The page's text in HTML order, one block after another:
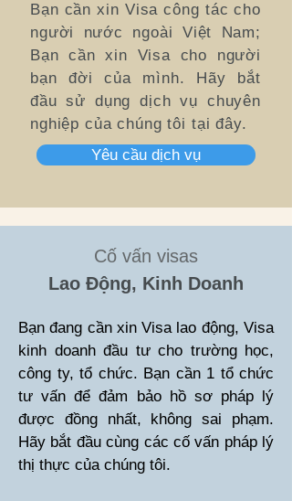
Bạn cần xin Visa công tác cho
người nước ngoài Việt Nam;
Bạn cần xin Visa cho người
bạn đời của mình. Hãy bắt
đầu sử dụng dịch vụ chuyên
nghiệp của chúng tôi tại đây.
Yêu cầu dịch vụ
Cố vấn visas
Lao Động, Kinh Doanh
Bạn đang cần xin Visa lao động, Visa
kinh doanh đầu tư cho trường học,
công ty, tổ chức. Bạn cần 1 tổ chức
tư vấn để đảm bảo hồ sơ pháp lý
được đồng nhất, không sai phạm.
Hãy bắt đầu cùng các cố vấn pháp lý
thị thực của chúng tôi.